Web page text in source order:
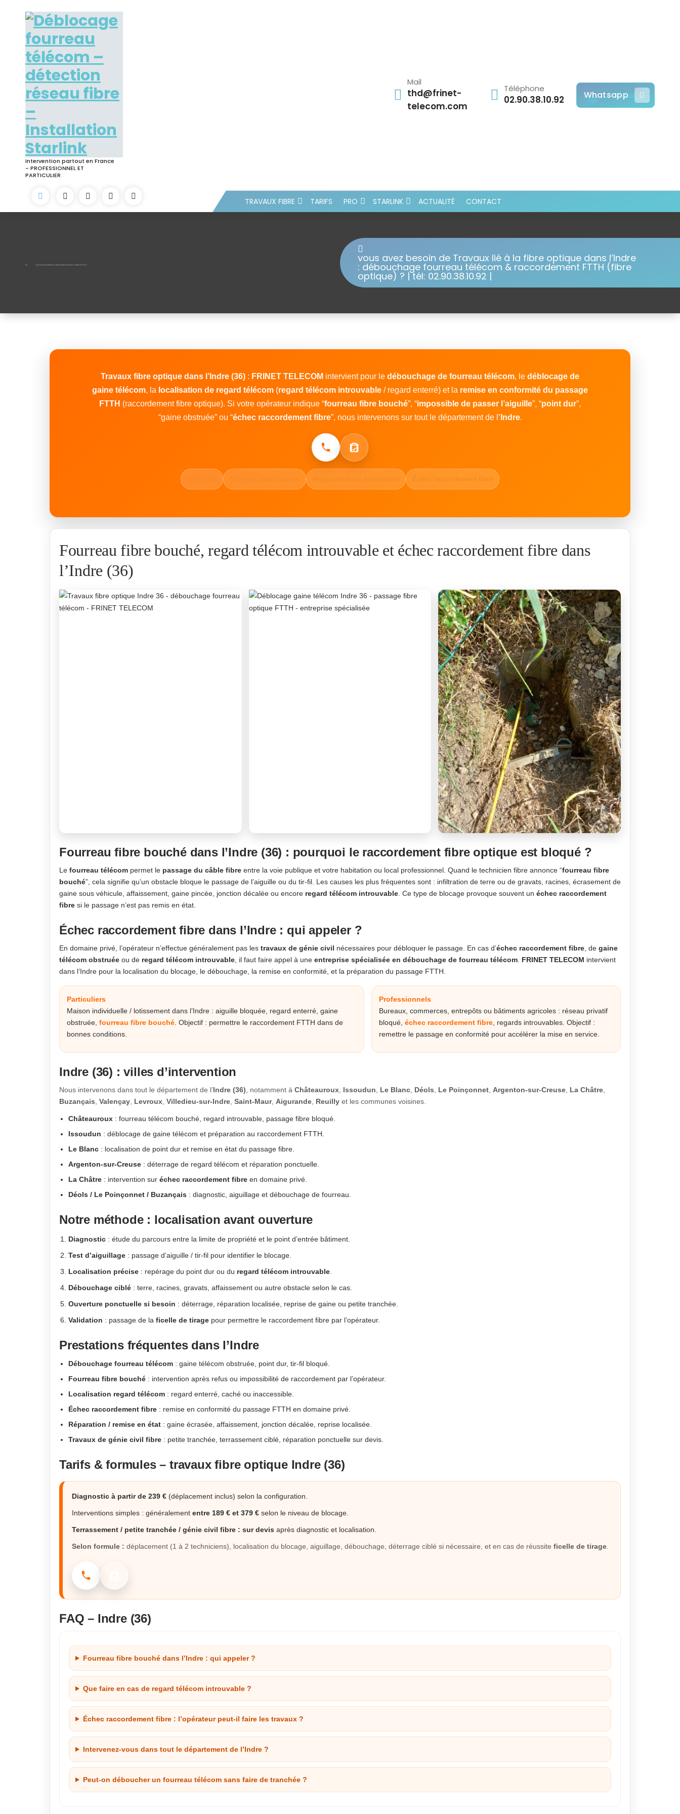
content
Intervention partout en France
- PROFESSIONNEL ET
PARTICULIER
Mail
thd@frinet-
telecom.com
Téléphone
02.90.38.10.92 Whatsapp
TRAVAUX FIBRE TARIFS PRO STARLINK ACTUALITÉ CONTACT
vous avez besoin de Travaux lié à la fibre optique dans l’Indre
: débouchage fourreau télécom & raccordement FTTH (fibre
optique) ? | tél: 02.90.38.10.92 |
Travaux fibre optique dans l’Indre (36) : FRINET TELECOM intervient pour le débouchage de fourreau télécom, le déblocage de
gaine télécom, la localisation de regard télécom (regard télécom introuvable / regard enterré) et la remise en conformité du passage
FTTH (raccordement fibre optique). Si votre opérateur indique “fourreau fibre bouché”, “impossible de passer l’aiguille”, “point dur”,
“gaine obstruée” ou “échec raccordement fibre”, nous intervenons sur tout le département de l’ Indre.
Appeler : 02.90.38.10.92
Demander un devis
Fourreau fibre bouché, regard télécom introuvable et échec raccordement fibre dans
l’Indre (36)
Fourreau fibre bouché dans l’Indre (36) : pourquoi le raccordement fibre optique est bloqué ?
Le fourreau télécom permet le passage du câble fibre entre la voie publique et votre habitation ou local professionnel. Quand le technicien fibre annonce “fourreau fibre
bouché”, cela signifie qu’un obstacle bloque le passage de l’aiguille ou du tir-fil. Les causes les plus fréquentes sont : infiltration de terre ou de gravats, racines, écrasement de
gaine sous véhicule, affaissement, gaine pincée, jonction décalée ou encore regard télécom introuvable . Ce type de blocage provoque souvent un échec raccordement
fibre si le passage n’est pas remis en état.
Échec raccordement fibre dans l’Indre : qui appeler ?
En domaine privé, l’opérateur n’effectue généralement pas les travaux de génie civil nécessaires pour débloquer le passage. En cas d’échec raccordement fibre , de gaine
télécom obstruée ou de regard télécom introuvable , il faut faire appel à une entreprise spécialisée en débouchage de fourreau télécom FRINET TELECOM intervient
dans l’Indre pour la localisation du blocage, le débouchage, la remise en conformité, et la préparation du passage FTTH.
Particuliers
Maison individuelle / lotissement dans l’Indre : aiguille bloquée, regard enterré, gaine
obstruée, fourreau fibre bouché . Objectif : permettre le raccordement FTTH dans de
bonnes conditions.
Professionnels
Bureaux, commerces, entrepôts ou bâtiments agricoles : réseau privatif
bloqué, échec raccordement fibre, regards introuvables. Objectif :
remettre le passage en conformité pour accélérer la mise en service.
Indre (36) : villes d’intervention
Nous intervenons dans tout le département de l’Indre (36) , notamment à Châteauroux Issoudun Le Blanc Déols Le Poinçonnet Argenton-sur-Creuse La Châtre
Buzançais Valençay Levroux Villedieu-sur-Indre Saint-Maur, Aigurande Reuilly et les communes voisines.
Châteauroux : fourreau télécom bouché, regard introuvable, passage fibre bloqué.
Issoudun : déblocage de gaine télécom et préparation au raccordement FTTH.
Le Blanc : localisation de point dur et remise en état du passage fibre.
Argenton-sur-Creuse : déterrage de regard télécom et réparation ponctuelle.
La Châtre : intervention sur échec raccordement fibre en domaine privé.
Déols / Le Poinçonnet / Buzançais : diagnostic, aiguillage et débouchage de fourreau.
Notre méthode : localisation avant ouverture
Diagnostic : étude du parcours entre la limite de propriété et le point d’entrée bâtiment.
Test d’aiguillage : passage d’aiguille / tir-fil pour identifier le blocage.
Localisation précise : repérage du point dur ou du regard télécom introuvable
Débouchage ciblé : terre, racines, gravats, affaissement ou autre obstacle selon le cas.
Ouverture ponctuelle si besoin : déterrage, réparation localisée, reprise de gaine ou petite tranchée.
Validation : passage de la ficelle de tirage pour permettre le raccordement fibre par l’opérateur.
Prestations fréquentes dans l’Indre
Débouchage fourreau télécom : gaine télécom obstruée, point dur, tir-fil bloqué.
Fourreau fibre bouché : intervention après refus ou impossibilité de raccordement par l’opérateur.
Localisation regard télécom : regard enterré, caché ou inaccessible.
Échec raccordement fibre : remise en conformité du passage FTTH en domaine privé.
Réparation / remise en état : gaine écrasée, affaissement, jonction décalée, reprise localisée.
Travaux de génie civil fibre : petite tranchée, terrassement ciblé, réparation ponctuelle sur devis.
Tarifs & formules – travaux fibre optique Indre (36)
Diagnostic à partir de 239 € (déplacement inclus) selon la configuration.
Interventions simples : généralement entre 189 € et 379 € selon le niveau de blocage.
Terrassement / petite tranchée / génie civil fibre : sur devis après diagnostic et localisation.
Selon formule : déplacement (1 à 2 techniciens), localisation du blocage, aiguillage, débouchage, déterrage ciblé si nécessaire, et en cas de réussite ficelle de tirage
02.90.38.10.92
FAQ – Indre (36)
Fourreau fibre bouché dans l’Indre : qui appeler ?
Que faire en cas de regard télécom introuvable ?
Échec raccordement fibre : l’opérateur peut-il faire les travaux ?
Intervenez-vous dans tout le département de l’Indre ?
Peut-on déboucher un fourreau télécom sans faire de tranchée ?